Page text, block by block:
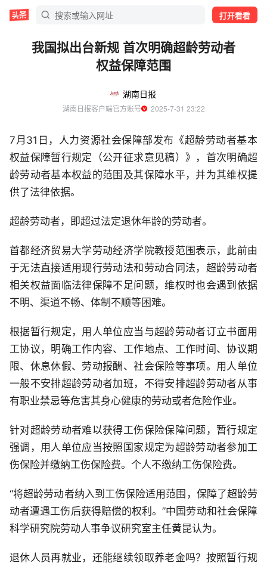
打开看看
我国拟出台新规 首次明确超龄劳动者
权益保障范围
湖南日报
湖南日报客户端官方账号
  2025-7-31 23:22
7月31日，人力资源社会保障部发布《超龄劳动者基本
权益保障暂行规定（公开征求意见稿）》，首次明确超
龄劳动者基本权益的范围及其保障水平，并为其维权提
供了法律依据。
超龄劳动者，即超过法定退休年龄的劳动者。
首都经济贸易大学劳动经济学院教授范围表示，此前由
于无法直接适用现行劳动法和劳动合同法，超龄劳动者
相关权益面临法律保障不足问题，维权时也会遇到依据
不明、渠道不畅、体制不顺等困难。
根据暂行规定，用人单位应当与超龄劳动者订立书面用
工协议，明确工作内容、工作地点、工作时间、协议期
限、休息休假、劳动报酬、社会保险等事项。用人单位
一般不安排超龄劳动者加班，不得安排超龄劳动者从事
有职业禁忌等危害其身心健康的劳动或者危险作业。
针对超龄劳动者难以获得工伤保险保障问题，暂行规定
强调，用人单位应当按照国家规定为超龄劳动者参加工
伤保险并缴纳工伤保险费。个人不缴纳工伤保险费。
“将超龄劳动者纳入到工伤保险适用范围，保障了超龄劳
动者遭遇工伤后获得赔偿的权利。”中国劳动和社会保障
科学研究院劳动人事争议研究室主任黄昆认为。
退休人员再就业，还能继续领取养老金吗？按照暂行规